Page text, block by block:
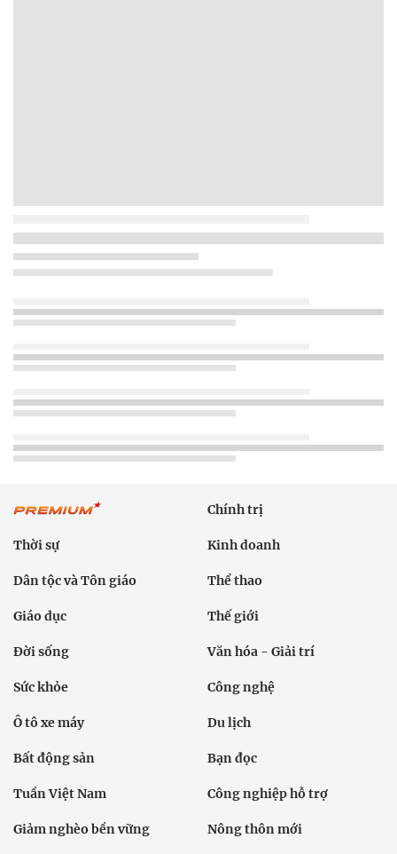
Chính trị
Thời sự Kinh doanh
Dân tộc và Tôn giáo Thể thao
Giáo dục Thế giới
Đời sống Văn hóa - Giải trí
Sức khỏe Công nghệ
Ô tô xe máy Du lịch
Bất động sản Bạn đọc
Tuần Việt Nam Công nghiệp hỗ trợ
Giảm nghèo bền vững Nông thôn mới